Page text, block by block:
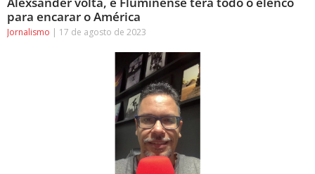
para encarar o América
Jornalismo 17 de agosto de 2023